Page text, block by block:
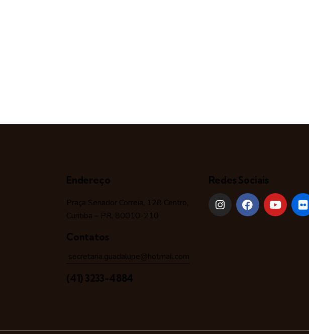
Endereço
Praça Senador Correia, 128 Centro,
Curitiba – PR, 80010-210
Contatos
secretaria.guadalupe@hotmail.com
(41) 3233-4884
Redes Sociais